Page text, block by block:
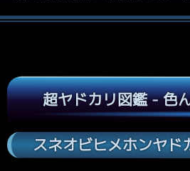
超ヤドカリ図鑑 - 色
スネオビヒメホンヤ